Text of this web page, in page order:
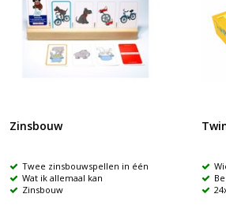
Zinsbouw
Twee zinsbouwspellen in één
Wat ik allemaal kan
Zinsbouw